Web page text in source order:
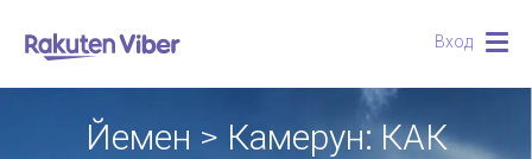
Вход
Йемен > Камерун: КАК